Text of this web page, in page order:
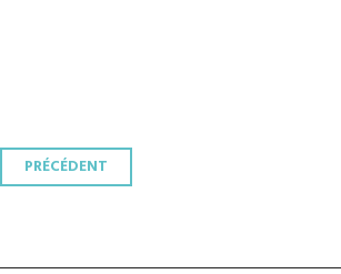
Navigation
PRÉCÉDENT